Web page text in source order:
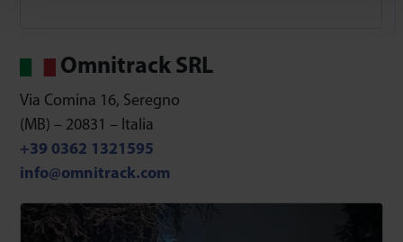
Omnitrack SRL
Via Comina 16, Seregno
(MB) – 20831 – Italia
+39 0362 1321595
info@omnitrack.com